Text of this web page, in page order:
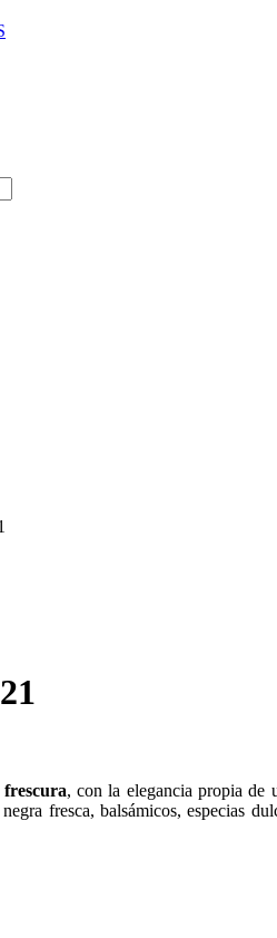
, con la elegancia propia de
fresca, balsámicos, especias